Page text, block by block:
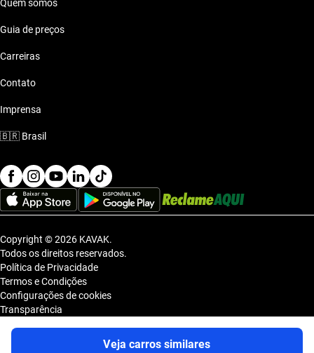
Veja carros similares
Quem somos
Guia de preços
Carreiras
Contato
Imprensa
🇧🇷 Brasil
Copyright © 2026 KAVAK.
Todos os direitos reservados.
Política de Privacidade
Termos e Condições
Configurações de cookies
Transparência
KAVAK TECNOLOGIA E COMERCIO DE VEICULOS LTDA., inscrita no